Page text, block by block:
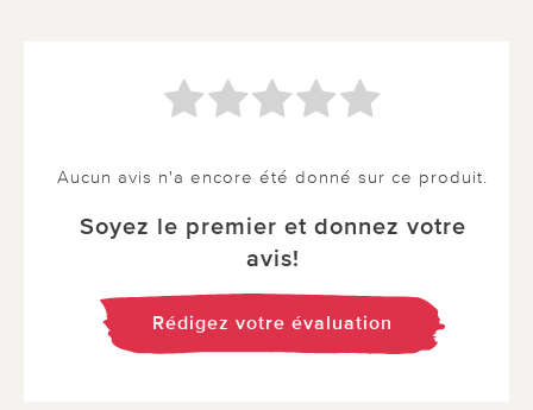
Aucun avis n'a encore été donné sur ce produit.
Soyez le premier et donnez votre
avis!
Rédigez votre évaluation